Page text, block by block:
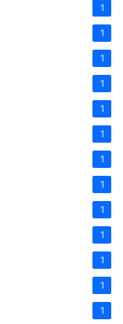
1
1
1
1
1
1
1
1
1
1
1
1
1